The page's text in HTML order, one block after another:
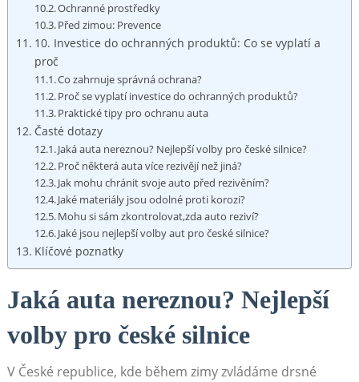
Ochranné prostředky
Před zimou: Prevence
10. Investice do ochranných produktů: Co se vyplatí a
proč
Co zahrnuje správná ochrana?
Proč se vyplatí investice do ochranných produktů?
Praktické tipy pro ochranu auta
Časté dotazy
Jaká auta nereznou? Nejlepší volby pro české silnice?
Proč některá auta více rezivějí než jiná?
Jak mohu chránit svoje auto před rezivěním?
Jaké materiály jsou odolné proti korozi?
Mohu si sám zkontrolovat,zda auto reziví?
Jaké jsou nejlepší volby aut pro české silnice?
Klíčové poznatky
Jaká auta nereznou? Nejlepší
volby pro české silnice
V České republice, kde během zimy zvládáme drsné